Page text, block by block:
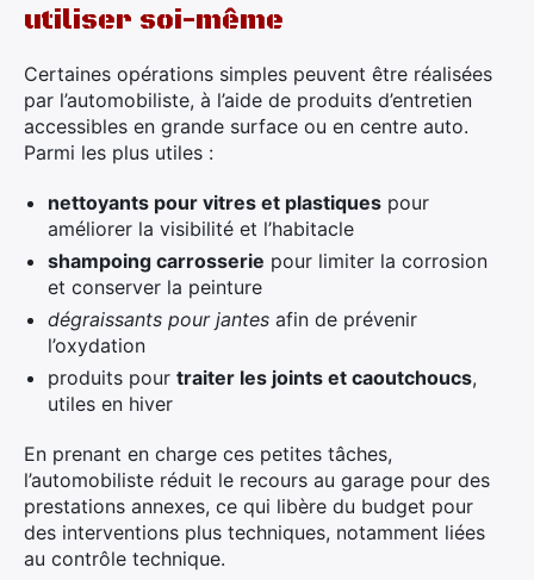
utiliser soi-même
Certaines opérations simples peuvent être réalisées
par l’automobiliste, à l’aide de produits d’entretien
accessibles en grande surface ou en centre auto.
Parmi les plus utiles :
nettoyants pour vitres et plastiques pour
améliorer la visibilité et l’habitacle
shampoing carrosserie pour limiter la corrosion
et conserver la peinture
dégraissants pour jantes afin de prévenir
l’oxydation
produits pour traiter les joints et caoutchoucs,
utiles en hiver
En prenant en charge ces petites tâches,
l’automobiliste réduit le recours au garage pour des
prestations annexes, ce qui libère du budget pour
des interventions plus techniques, notamment liées
au contrôle technique.